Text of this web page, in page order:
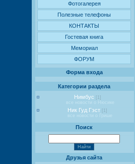
Фотогалерея
Полезные телефоны
КОНТАКТЫ
Гостевая книга
Мемориал
ФОРУМ
Форма входа
Категории раздела
Нимбус
[1]
все новости о Нюсике
Ник Гуд Гэст
[1]
все новости о Грише
Поиск
Друзья сайта